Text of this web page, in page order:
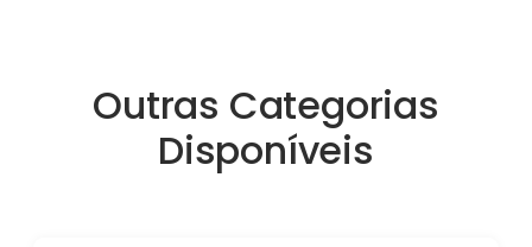
Outras Categorias
Disponíveis